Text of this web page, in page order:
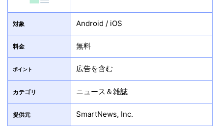
対象 Android / iOS
料金 無料
ポイント 広告を含む
カテゴリ ニュース＆雑誌
提供元 SmartNews, Inc.